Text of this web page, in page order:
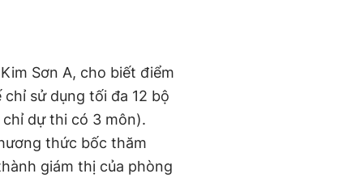
Sơn A, cho biết điểm
sử dụng tối đa 12 bộ
dự thi có 3 môn).
thức bốc thăm
giám thị của phòng